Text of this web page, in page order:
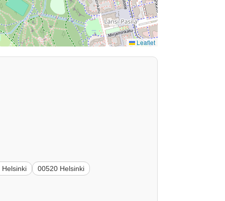
Leaflet
Helsinki 00520 Helsinki